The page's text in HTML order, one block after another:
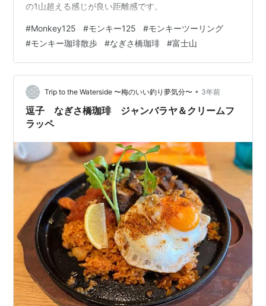
の1山超える感じが良い距離感です。
#Monkey125 #モンキー125 #モンキーツーリング
#モンキー珈琲散歩 #なぎさ橋珈琲 #富士山
Trip to the Waterside 〜梅のいい釣り夢気分〜 • 3年前
逗子 なぎさ橋珈琲 ジャンバラヤ＆クリームフ
ラッペ